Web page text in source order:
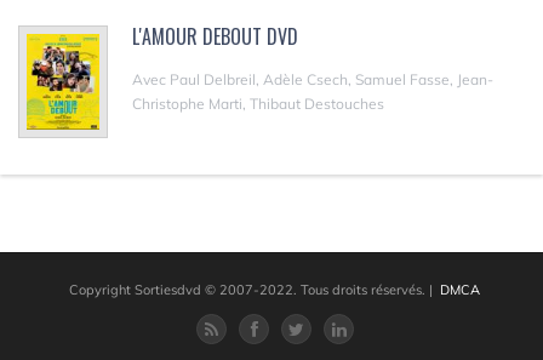
L'AMOUR DEBOUT DVD
Avec Paul Delbreil, Adèle Csech, Samuel Fasse, Jean-
Christophe Marti, Thibaut Destouches
Copyright Sortiesdvd © 2007-2022. Tous droits réservés. | DMCA